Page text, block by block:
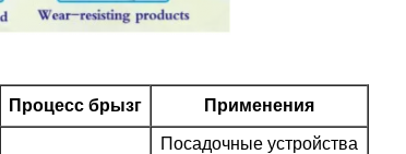
Процесс брызг Применения
Посадочные устройства